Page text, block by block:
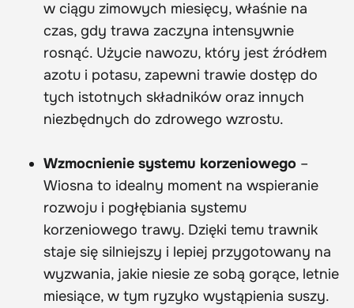
w ciągu zimowych miesięcy, właśnie na
czas, gdy trawa zaczyna intensywnie
rosnąć. Użycie nawozu, który jest źródłem
azotu i potasu, zapewni trawie dostęp do
tych istotnych składników oraz innych
niezbędnych do zdrowego wzrostu.
Wzmocnienie systemu korzeniowego –
Wiosna to idealny moment na wspieranie
rozwoju i pogłębiania systemu
korzeniowego trawy. Dzięki temu trawnik
staje się silniejszy i lepiej przygotowany na
wyzwania, jakie niesie ze sobą gorące, letnie
miesiące, w tym ryzyko wystąpienia suszy.